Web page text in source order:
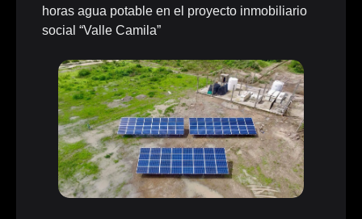
horas agua potable en el proyecto inmobiliario
social “Valle Camila”